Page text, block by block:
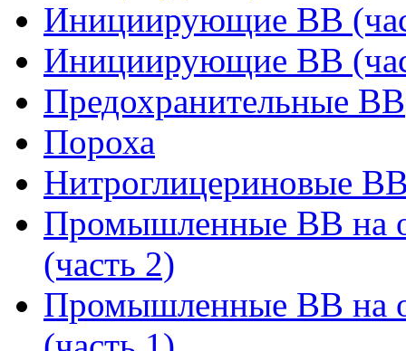
Инициирующие ВВ
Инициирующие ВВ
Предохранительные ВВ
Пороха
Нитроглицериновые
Промышленные ВВ на
(часть 2)
Промышленные ВВ на